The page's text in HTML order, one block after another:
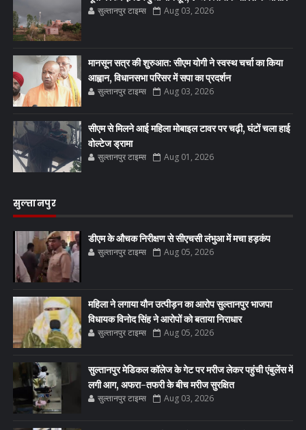
सुल्तानपुर टाइम्स Aug 03, 2026
मानसून सत्र की शुरुआत: सीएम योगी ने स्वस्थ चर्चा का किया
आह्वान, विधानसभा परिसर में सपा का प्रदर्शन
सुल्तानपुर टाइम्स Aug 03, 2026
सीएम से मिलने आई महिला मोबाइल टावर पर चढ़ी, घंटों चला हाई
वोल्टेज ड्रामा
सुल्तानपुर टाइम्स Aug 01, 2026
सुल्तानपुर
डीएम के औचक निरीक्षण से सीएचसी लंभुआ में मचा हड़कंप
सुल्तानपुर टाइम्स Aug 05, 2026
महिला ने लगाया यौन उत्पीड़न का आरोप सुल्तानपुर भाजपा
विधायक विनोद सिंह ने आरोपों को बताया निराधार
सुल्तानपुर टाइम्स Aug 05, 2026
सुल्तानपुर मेडिकल कॉलेज के गेट पर मरीज लेकर पहुंची एंबुलेंस में
लगी आग, अफरा-तफरी के बीच मरीज सुरक्षित
सुल्तानपुर टाइम्स Aug 03, 2026